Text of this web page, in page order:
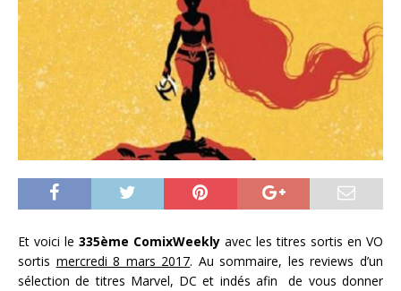
Et voici le 335ème ComixWeekly avec les titres sortis en VO
sortis mercredi 8 mars 2017. Au sommaire, les reviews d’un
sélection de titres Marvel, DC et indés afin de vous donner